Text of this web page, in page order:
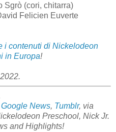
Sgrò (cori, chitarra)
Felicien Euverte
i contenuti di Nickelodeon
in Europa!
Google News, Tumblr, via
Preschool, Nick Jr.
and Highlights!